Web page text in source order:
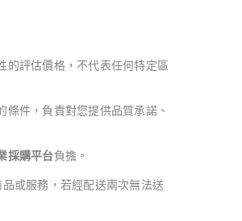
的評估價格，不代表任何特定區
件，負責對您提供品質承諾、
採購平台負擔。
或服務，若經配送兩次無法送